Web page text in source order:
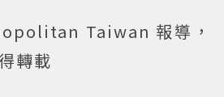
Taiwan 報導，
轉載